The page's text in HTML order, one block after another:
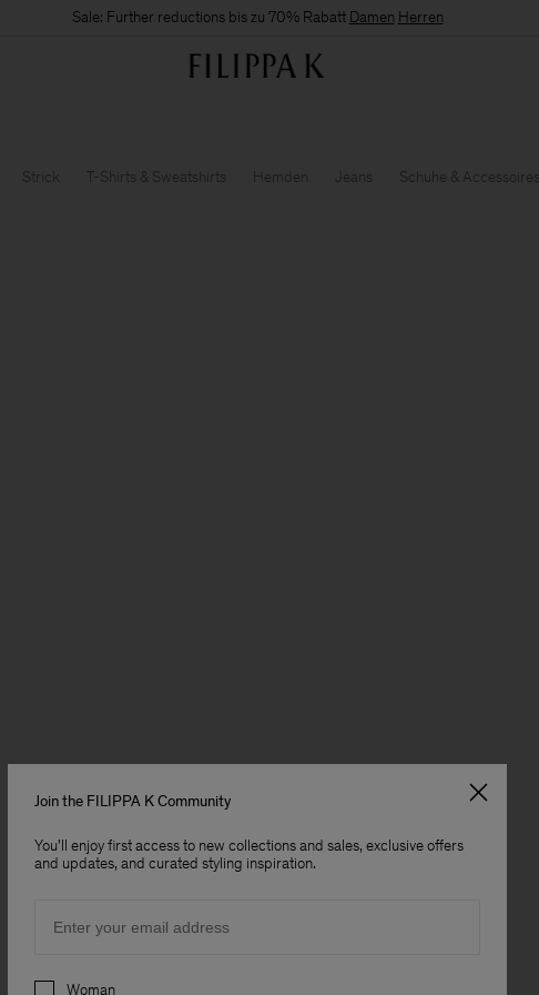
Sale: Further reductions bis zu 70% Rabatt Damen Herren
Strick T-Shirts & Sweatshirts Hemden Jeans Schuhe & Accessoires
Join the FILIPPA K Community
You'll enjoy first access to new collections and sales, exclusive offers
and updates, and curated styling inspiration.
Preferences
Woman